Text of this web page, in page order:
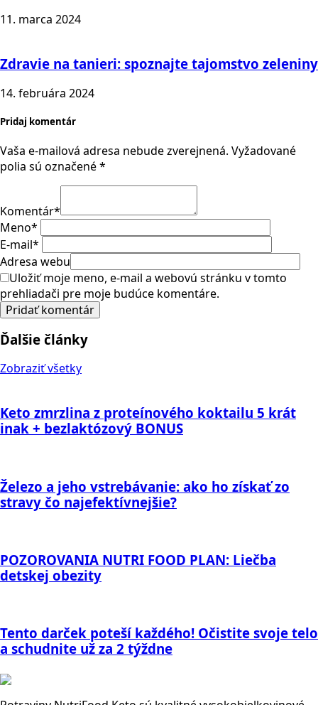
11. marca 2024
Zdravie na tanieri: spoznajte tajomstvo zeleniny
14. februára 2024
Pridaj komentár
Vaša e-mailová adresa nebude zverejnená. Vyžadované
polia sú označené*
Komentár*
Meno*
E-mail*
Adresa webu
Uložiť moje meno, e-mail a webovú stránku v tomto
prehliadači pre moje budúce komentáre.
Ďalšie články
Zobraziť všetky
Keto zmrzlina z proteínového koktailu 5 krát
inak + bezlaktózový BONUS
Železo a jeho vstrebávanie: ako ho získať zo
stravy čo najefektívnejšie?
POZOROVANIA NUTRI FOOD PLAN: Liečba
detskej obezity
Tento darček poteší každého! Očistite svoje telo
a schudnite už za 2 týždne